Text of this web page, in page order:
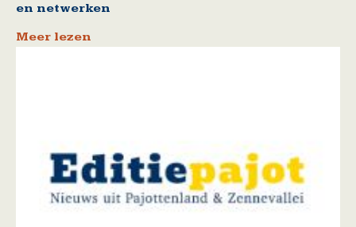
en netwerken
Meer lezen